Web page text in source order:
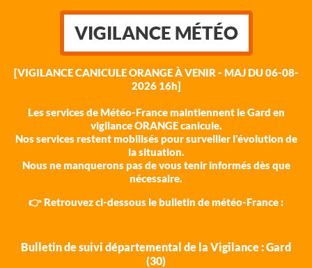
VIGILANCE MÉTÉO
[VIGILANCE CANICULE ORANGE À VENIR - MAJ DU 06-08-
2026 16h]
Les services de Météo-France maintiennent le Gard en
vigilance ORANGE canicule.
Nos services restent mobilisés pour surveiller l'évolution de
la situation.
Nous ne manquerons pas de vous tenir informés dès que
nécessaire.
👉 Retrouvez ci-dessous le bulletin de météo-France :
Bulletin de suivi départemental de la Vigilance : Gard
(30)